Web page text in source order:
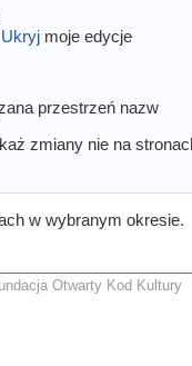
Ukryj moje edycje
przestrzeń nazw
zmiany nie na
w wybranym okresie.
Otwarty Kod Kultury